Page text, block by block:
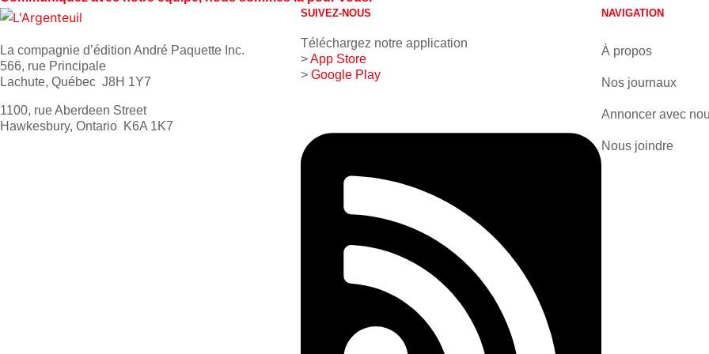
La compagnie d’édition André Paquette Inc.
566, rue Principale
Lachute, Québec J8H 1Y7
1100, rue Aberdeen Street
Hawkesbury, Ontario K6A 1K7
SUIVEZ-NOUS
Téléchargez notre application
>App Store
> Google Play
NAVIGATION
À propos
Nos journaux
Annoncer avec
Nous joindre